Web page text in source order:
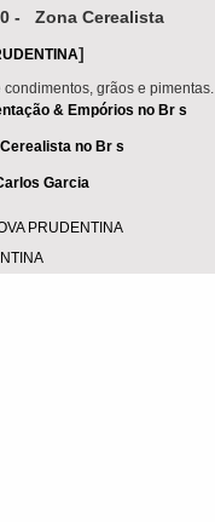
- Zona Cerealista
]
grãos e pimentas.
& Empórios no Br s
no Br s
Garcia
PRUDENTINA